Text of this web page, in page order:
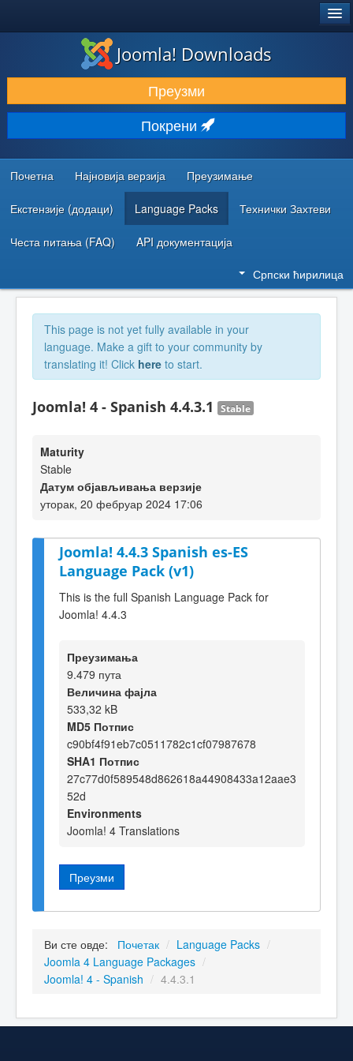
ПРЕУЗИМАЊЕ И ПРОШИРЕЊА (ЕКСТЕНЗИЈЕ)
ОТКРИЈТЕ И НАУЧИТЕ
ЗАЈЕДНИЦА И ПОДРШКА
РЕСУРСИ ЗА РАЗВОЈ
Joomla! Downloads
Преузми
Покрени
Почетна Најновија верзија Преузимање
Екстензије (додаци) Language Packs Технички Захтеви
Честа питања (FAQ) API документација
Српски ћирилица
This page is not yet fully available in your
language. Make a gift to your community by
translating it! Click here to start.
Joomla! 4 - Spanish 4.4.3.1 Stable
Maturity
Stable
Датум објављивања верзије
уторак, 20 фебруар 2024 17:06
Joomla! 4.4.3 Spanish es-ES
Language Pack (v1)
This is the full Spanish Language Pack for
Joomla! 4.4.3
Преузимања
9.479 пута
Величина фајла
533,32 kB
MD5 Потпис
c90bf4f91eb7c0511782c1cf07987678
SHA1 Потпис
27c77d0f589548d862618a44908433a12aae3
52d
Environments
Joomla! 4 Translations
Преузми
Ви сте овде: Почетак / Language Packs /
Joomla 4 Language Packages /
Joomla! 4 - Spanish / 4.4.3.1